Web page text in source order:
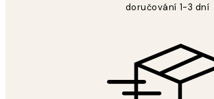
doručování 1-3 dní